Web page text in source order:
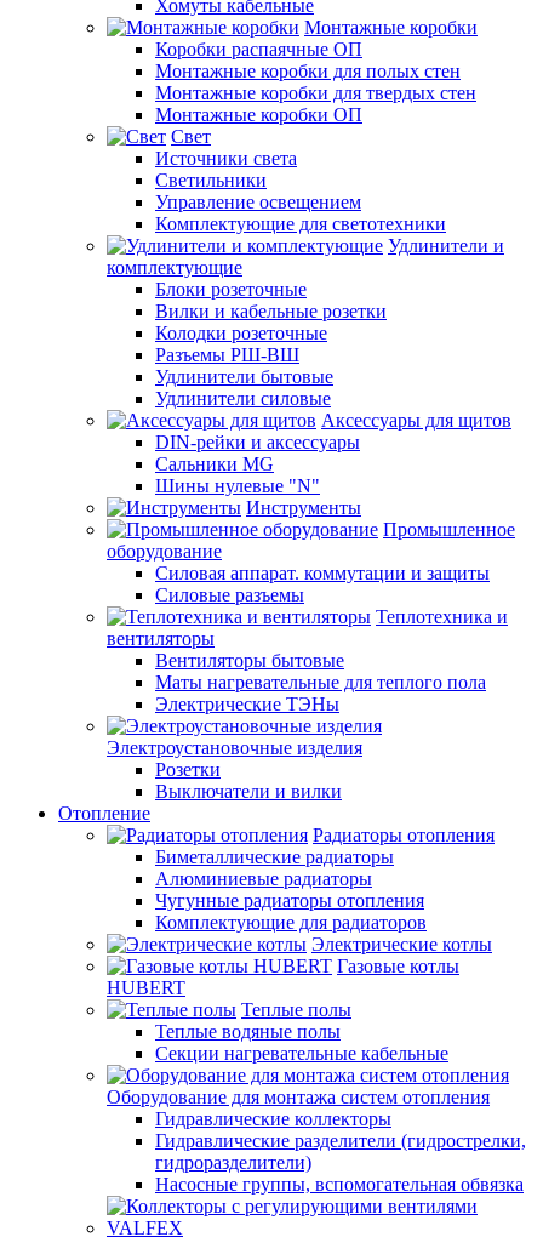
Хомуты кабельные
Монтажные коробки
Коробки распаячные ОП
Монтажные коробки для полых стен
Монтажные коробки для твердых стен
Монтажные коробки ОП
Свет
Источники света
Светильники
Управление освещением
Комплектующие для светотехники
Удлинители и
комплектующие
Блоки розеточные
Вилки и кабельные розетки
Колодки розеточные
Разъемы РШ-ВШ
Удлинители бытовые
Удлинители силовые
Аксессуары для щитов
DIN-рейки и аксессуары
Сальники MG
Шины нулевые "N"
Инструменты
Промышленное
оборудование
Силовая аппарат. коммутации и защиты
Силовые разъемы
Теплотехника и
вентиляторы
Вентиляторы бытовые
Маты нагревательные для теплого пола
Электрические ТЭНы
Электроустановочные изделия
Розетки
Выключатели и вилки
Отопление
Радиаторы отопления
Биметаллические радиаторы
Алюминиевые радиаторы
Чугунные радиаторы отопления
Комплектующие для радиаторов
Электрические котлы
Газовые котлы
HUBERT
Теплые полы
Теплые водяные полы
Секции нагревательные кабельные
Оборудование для монтажа систем отопления
Гидравлические коллекторы
Гидравлические разделители (гидрострелки,
гидроразделители)
Насосные группы, вспомогательная обвязка